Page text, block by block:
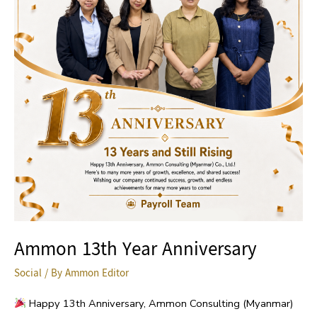
Ammon 13th Year Anniversary
Social/ ByAmmon Editor
Happy 13th Anniversary, Ammon Consulting (Myanmar)